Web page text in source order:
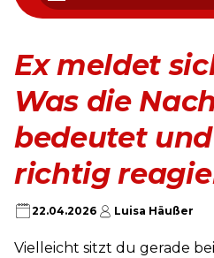
Ex meldet
Was die
bedeutet
richtig
22.04.2026 Luisa Häußer
Vielleicht sitzt du gerade